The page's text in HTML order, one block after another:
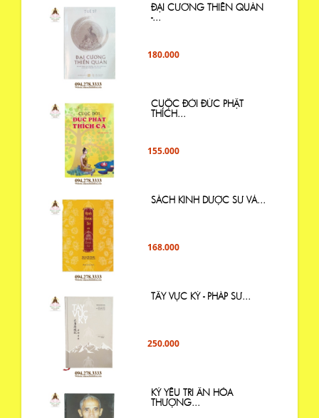
ĐẠI CƯƠNG THIỀN QUÁN
-...
180.000
CUỘC ĐỜI ĐỨC PHẬT
THÍCH...
155.000
SÁCH KINH DƯỢC SƯ VÀ...
168.000
TÂY VỰC KÝ - PHÁP SƯ...
250.000
KỶ YẾU TRI ÂN HÒA
THƯỢNG...